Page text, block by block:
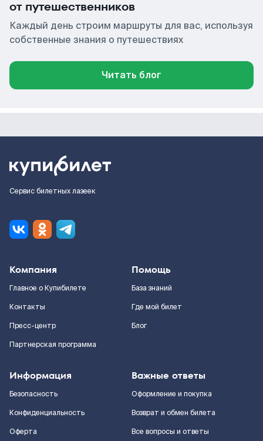
от путешественников
Каждый день строим маршруты для вас, используя
собственные знания о путешествиях
Читать блог
Сервис билетных лазеек
Компания
Главное о Купибилете
Контакты
Пресс-центр
Партнерская программа
Помощь
База знаний
Где мой билет
Блог
Информация
Безопасность
Конфиденциальность
Оферта
Важные ответы
Оформление и покупка
Возврат и обмен билета
Все вопросы и ответы